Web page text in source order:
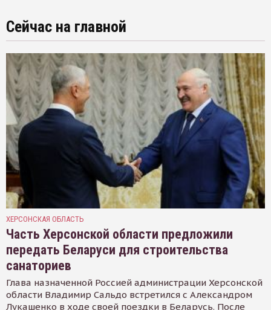
Сейчас на главной
ХЕРСОНСКАЯ ОБЛАСТЬ
Часть Херсонской области предложили
передать Беларуси для строительства
санаториев
Глава назначенной Россией администрации Херсонской
области Владимир Сальдо встретился с Александром
Лукашенко в ходе своей поездки в Беларусь. После